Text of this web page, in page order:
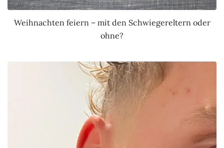
Weihnachten feiern – mit den Schwiegereltern oder
ohne?